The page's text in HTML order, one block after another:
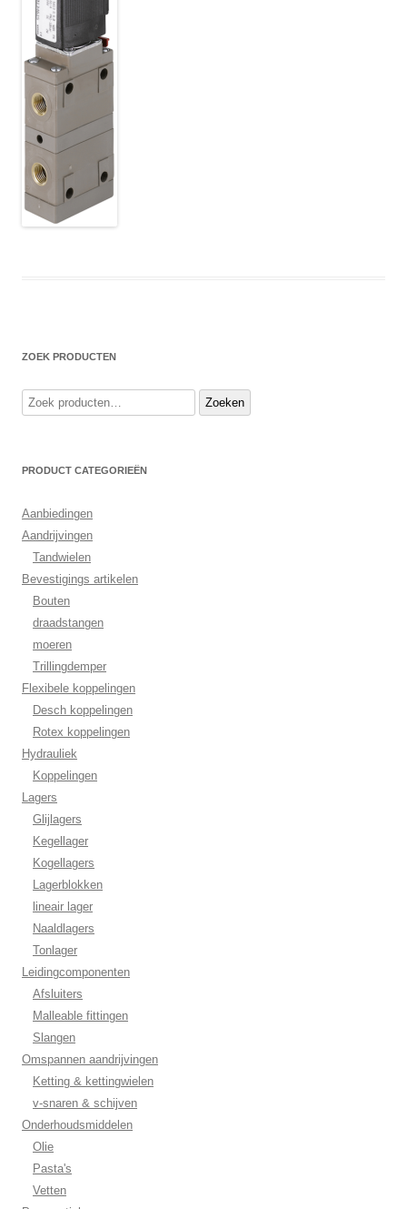
ZOEK PRODUCTEN
Zoeken
naar:
Zoeken
PRODUCT CATEGORIEËN
Aanbiedingen
Aandrijvingen
Tandwielen
Bevestigings artikelen
Bouten
draadstangen
moeren
Trillingdemper
Flexibele koppelingen
Desch koppelingen
Rotex koppelingen
Hydrauliek
Koppelingen
Lagers
Glijlagers
Kegellager
Kogellagers
Lagerblokken
lineair lager
Naaldlagers
Tonlager
Leidingcomponenten
Afsluiters
Malleable fittingen
Slangen
Omspannen aandrijvingen
Ketting & kettingwielen
v-snaren & schijven
Onderhoudsmiddelen
Olie
Pasta's
Vetten